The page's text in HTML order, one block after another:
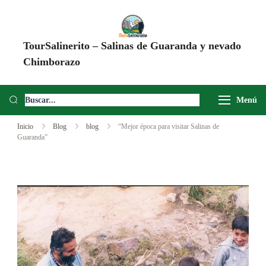
TourSalinerito – Salinas de Guaranda y nevado
Chimborazo
Chimborazo, Minas de Sal, Quesera El Salinerito, Chocolates El
Menú
Inicio Blog blog
“Mejor época para visitar Salinas de
Guaranda”